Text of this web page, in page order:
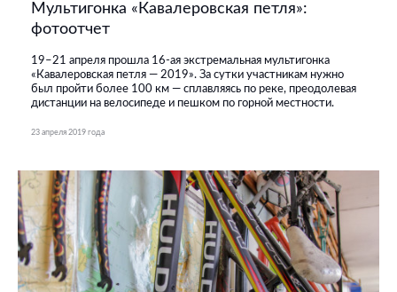
Мультигонка «Кавалеровская петля»:
фотоотчет
19–21 апреля прошла 16-ая экстремальная мультигонка
«Кавалеровская петля — 2019». За сутки участникам нужно
был пройти более 100 км — сплавляясь по реке, преодолевая
дистанции на велосипеде и пешком по горной местности.
23 апреля 2019 года